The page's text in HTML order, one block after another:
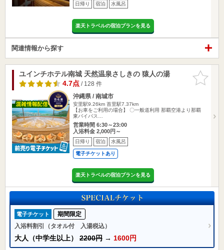
日帰り 宿泊 水風呂
楽天トラベルの宿泊プランを見る
関連情報から探す
お気に入
りに追加
ユインチホテル南城 天然温泉さしきの 猿人の湯
4.7点/ 128 件
沖縄県 / 南城市
安里駅9.26km 首里駅7.37km
【お車をご利用の場合】 〇一般道利用 那覇空港より那覇
東バイパス…
営業時間 6:30～23:00
入浴料金 2,000円～
日帰り 宿泊 水風呂
電子チケットあり
楽天トラベルの宿泊プランを見る
電子チケット
期間限定
入浴料割引（タオル付 入湯税込）
大人（中学生以上） 2200円 → 1600円